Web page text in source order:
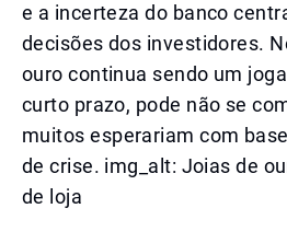
e a incerteza do banco
decisões dos investidores.
ouro continua sendo um
curto prazo, pode não se
muitos esperariam com
de crise. img_alt: Joias de
de loja